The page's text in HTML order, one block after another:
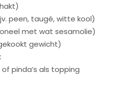
peen, taugé, witte kool)
met wat sesamolie)
gewicht)
pinda’s als topping